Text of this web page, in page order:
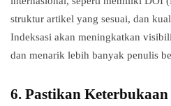
struktur artikel yang sesuai, dan
Indeksasi akan meningkatkan
dan menarik lebih banyak penulis
6. Pastikan